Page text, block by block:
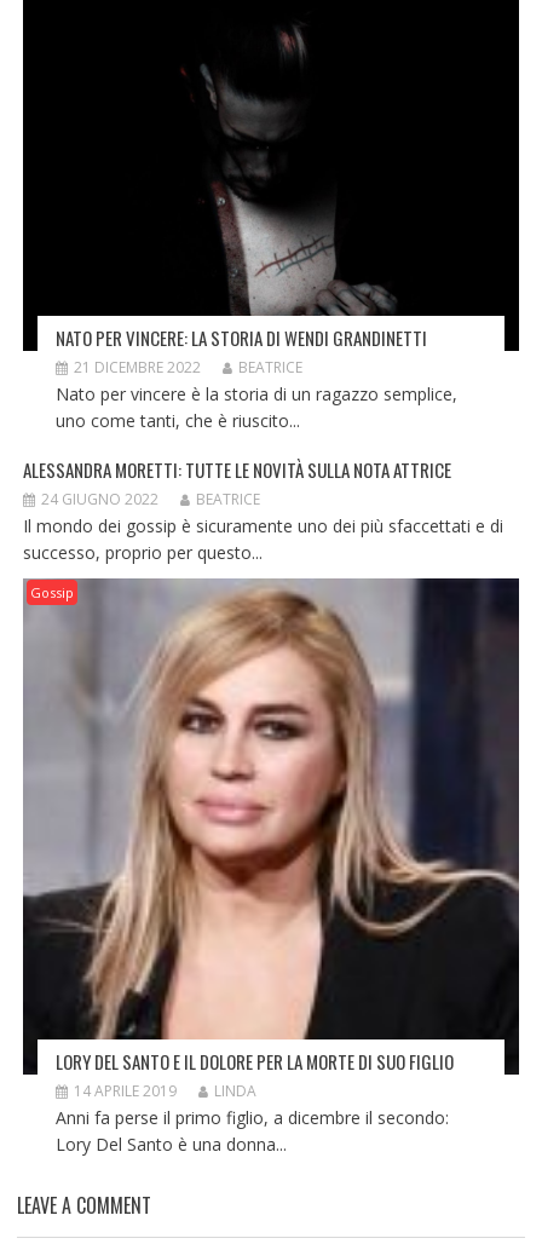
NATO PER VINCERE: LA STORIA DI WENDI GRANDINETTI
21 DICEMBRE 2022 BEATRICE
Nato per vincere è la storia di un ragazzo semplice,
uno come tanti, che è riuscito...
ALESSANDRA MORETTI: TUTTE LE NOVITÀ SULLA NOTA ATTRICE
24 GIUGNO 2022 BEATRICE
Il mondo dei gossip è sicuramente uno dei più sfaccettati e di
successo, proprio per questo...
Gossip
LORY DEL SANTO E IL DOLORE PER LA MORTE DI SUO FIGLIO
14 APRILE 2019 LINDA
Anni fa perse il primo figlio, a dicembre il secondo:
Lory Del Santo è una donna...
LEAVE A COMMENT